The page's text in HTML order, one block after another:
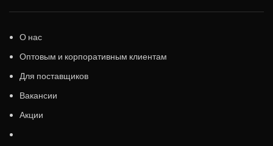
О нас
Оптовым и корпоративным клиентам
Для поставщиков
Вакансии
Акции